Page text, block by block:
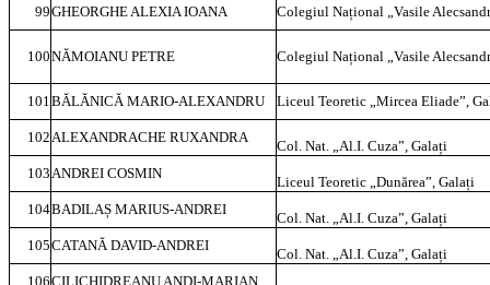
99GHEORGHE ALEXIA IOANA Colegiul Național „Vasile
100NĂMOIANU PETRE Colegiul Național „Vasile
101BĂLĂNICĂ MARIO-ALEXANDRU Liceul Teoretic „Mircea Eliade”,
102ALEXANDRACHE RUXANDRA
Col. Nat. „Al.I. Cuza”, Galați
103ANDREI COSMIN
Liceul Teoretic „Dunărea”, Galați
104BADILAȘ MARIUS-ANDREI
Col. Nat. „Al.I. Cuza”, Galați
105CATANĂ DAVID-ANDREI
Col. Nat. „Al.I. Cuza”, Galați
106CILICHIDREANU ANDI-MARIAN